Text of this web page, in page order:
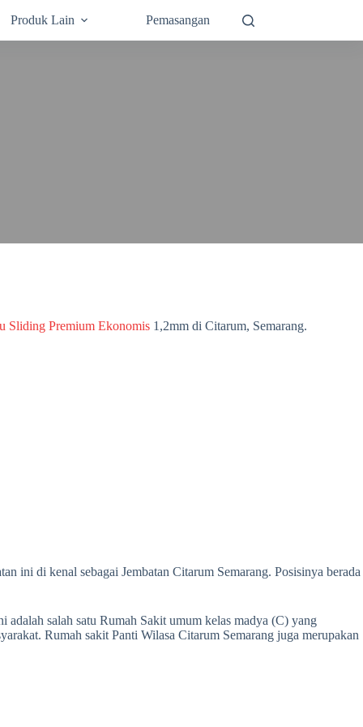
Produk Lain Pemasangan
Sliding Premium Ekonomis 1,2mm di Citarum, Semarang.
ini di kenal sebagai Jembatan Citarum Semarang. Posisinya berada
salah satu Rumah Sakit umum kelas madya (C) yang
Rumah sakit Panti Wilasa Citarum Semarang juga merupakan